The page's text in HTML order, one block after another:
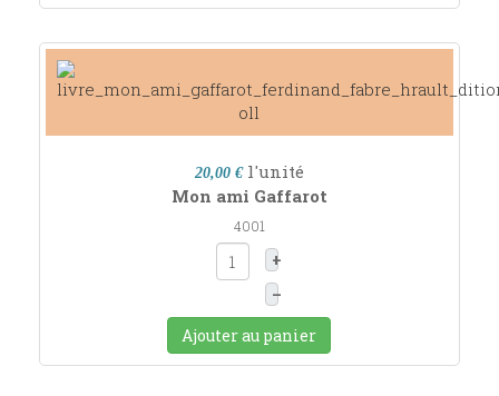
20,00 € l'unité
Mon ami Gaffarot
4001
+
–
Ajouter au panier